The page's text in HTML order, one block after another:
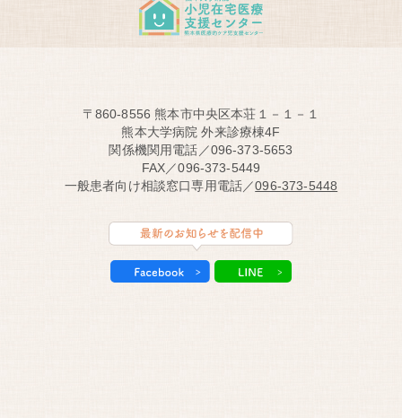
〒860-8556 熊本市中央区本荘１－１－１
熊本大学病院 外来診療棟4F
関係機関用電話／096-373-5653
FAX／096-373-5449
一般患者向け相談窓口専用電話／096-373-5448